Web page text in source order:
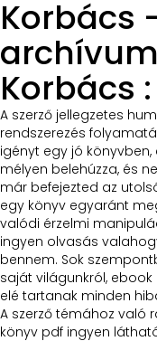
Korbács
archívum
Korbács
A szerző jellegzetes
rendszerezés
igényt egy jó
mélyen belehúzza, és
már befejezted az
egy könyv egyaránt
valódi érzelmi
ingyen olvasás
bennem. Sok
saját világunkról,
elé tartanak minden
A szerző témához való
könyv pdf ingyen